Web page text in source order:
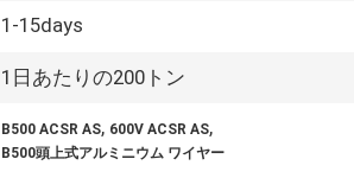
1-15days
1日あたりの200トン
B500 ACSR AS, 600V ACSR AS,
B500頭上式アルミニウム ワイヤー